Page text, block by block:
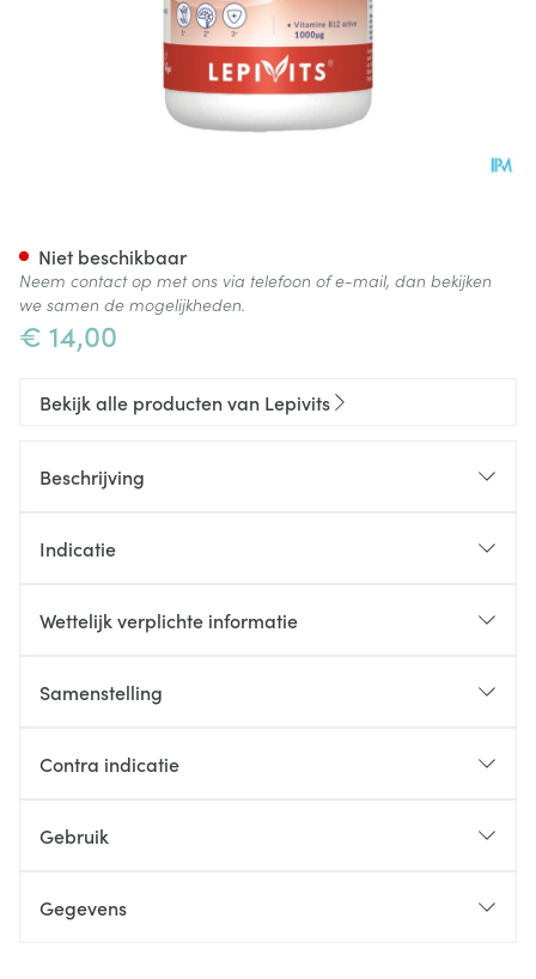
€ 14,00
Niet beschikbaar
Neem contact op met ons via telefoon of e-mail, dan bekijken
we samen de mogelijkheden.
Bekijk alle producten van Lepivits
Beschrijving
Indicatie
Wettelijk verplichte informatie
Samenstelling
Contra indicatie
Gebruik
Gegevens